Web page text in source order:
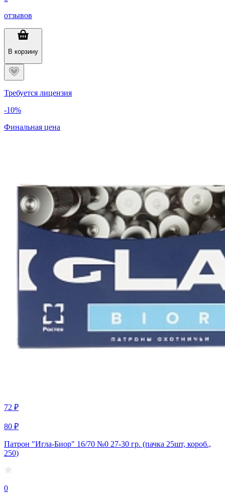
отзывов
В корзину
Требуется лицензия
-10%
Финальная цена
72 ₽
80 ₽
Патрон "Игла-Биор" 16/70 №0 27-30 гр. (пачка 25шт, короб.,
250)
0